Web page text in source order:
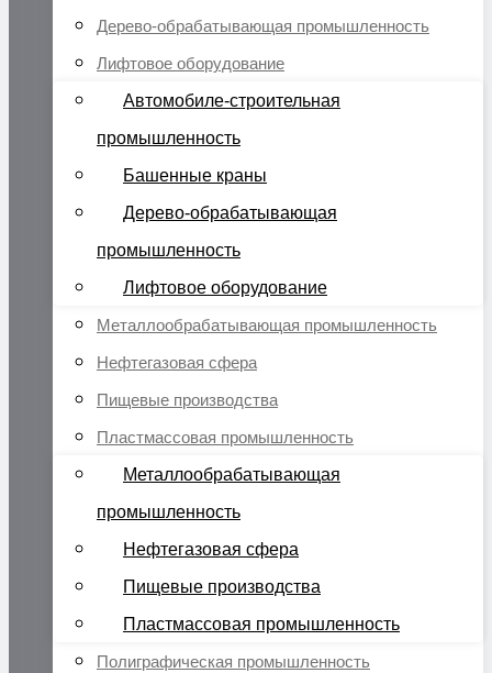
Дерево-обрабатывающая промышленность
Лифтовое оборудование
Автомобиле-строительная
промышленность
Башенные краны
Дерево-обрабатывающая
промышленность
Лифтовое оборудование
Металлообрабатывающая промышленность
Нефтегазовая сфера
Пищевые производства
Пластмассовая промышленность
Металлообрабатывающая
промышленность
Нефтегазовая сфера
Пищевые производства
Пластмассовая промышленность
Полиграфическая промышленность